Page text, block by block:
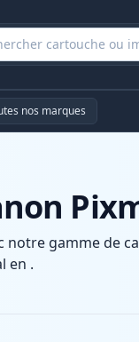
nos marques
gamme de
en .